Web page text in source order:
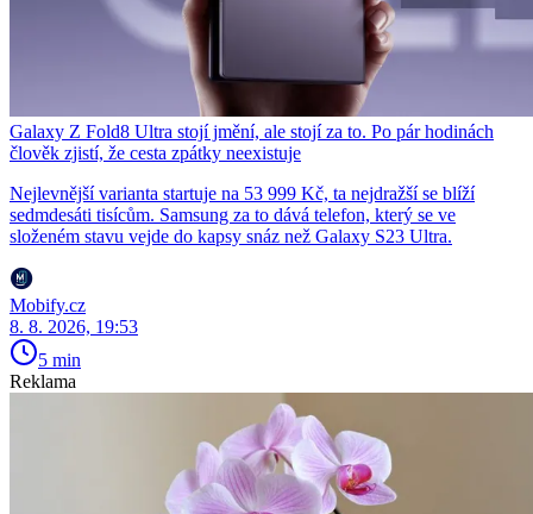
Galaxy Z Fold8 Ultra stojí jmění, ale stojí za to. Po pár hodinách
člověk zjistí, že cesta zpátky neexistuje
Nejlevnější varianta startuje na 53 999 Kč, ta nejdražší se blíží
sedmdesáti tisícům. Samsung za to dává telefon, který se ve
složeném stavu vejde do kapsy snáz než Galaxy S23 Ultra.
Mobify.cz
8. 8. 2026, 19:53
5 min
Reklama